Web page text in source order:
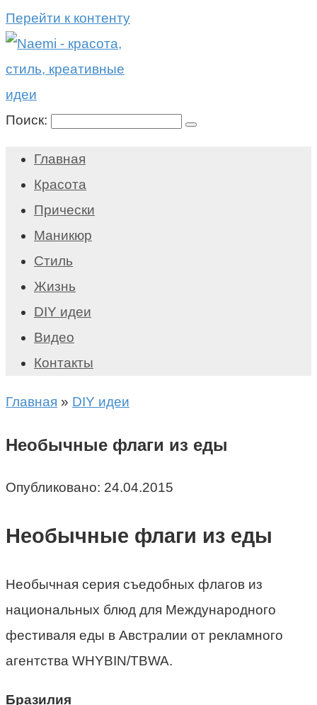
Перейти к контенту
Поиск:
Главная
Красота
Прически
Маникюр
Стиль
Жизнь
DIY идеи
Видео
Контакты
Главная » DIY идеи
Необычные флаги из еды
Опубликовано: 24.04.2015
Необычные флаги из еды
Необычная серия съедобных флагов из
национальных блюд для Международного
фестиваля еды в Австралии от рекламного
агентства WHYBIN/TBWA.
Бразилия